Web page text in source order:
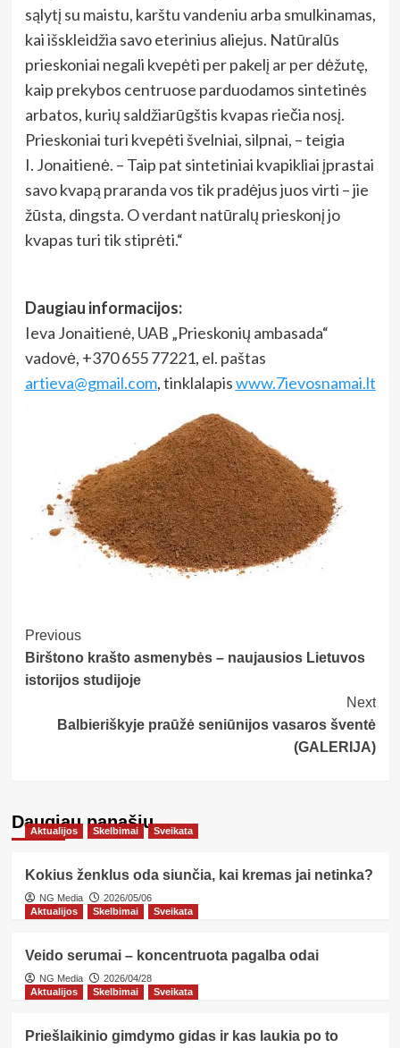
sąlytį su maistu, karštu vandeniu arba smulkinamas,
kai išskleidžia savo eterinius aliejus. Natūralūs
prieskoniai negali kvepėti per pakelį ar per dėžutę,
kaip prekybos centruose parduodamos sintetinės
arbatos, kurių saldžiarūgštis kvapas riečia nosį.
Prieskoniai turi kvepėti švelniai, silpnai, – teigia
I. Jonaitienė. – Taip pat sintetiniai kvapikliai įprastai
savo kvapą praranda vos tik pradėjus juos virti – jie
žūsta, dingsta. O verdant natūralų prieskonį jo
kvapas turi tik stiprėti.“
Daugiau informacijos:
Ieva Jonaitienė, UAB „Prieskonių ambasada“
vadovė, +370 655 77221, el. paštas
artieva@gmail.com, tinklalapiswww.7ievosnamai.lt
Post
Navigation
Previous
Birštono krašto asmenybės – naujausios Lietuvos
istorijos studijoje
Next
Balbieriškyje praūžė seniūnijos vasaros šventė
(GALERIJA)
Daugiau panašių…
Aktualijos Skelbimai Sveikata
Kokius ženklus oda siunčia, kai kremas jai netinka?
NG Media
2026/05/06
Aktualijos
Skelbimai Sveikata
Veido serumai – koncentruota pagalba odai
NG Media
2026/04/28
Aktualijos
Skelbimai Sveikata
Priešlaikinio gimdymo gidas ir kas laukia po to